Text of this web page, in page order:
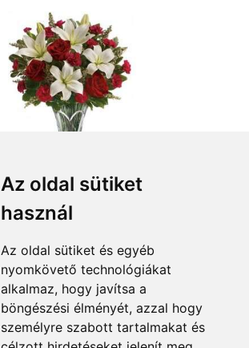
Az oldal sütiket
használ
Az oldal sütiket és egyéb
nyomkövető technológiákat
alkalmaz, hogy javítsa a
böngészési élményét, azzal hogy
személyre szabott tartalmakat és
from HUF38,640
Accepted payment methods